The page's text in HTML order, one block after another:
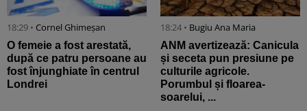
18:29 • Cornel Ghimeșan
O femeie a fost arestată,
după ce patru persoane au
fost înjunghiate în centrul
Londrei
18:24 • Bugiu ⁠Ana Maria
ANM avertizează: Canicula
și seceta pun presiune pe
culturile agricole.
Porumbul și floarea-
soarelui, ...